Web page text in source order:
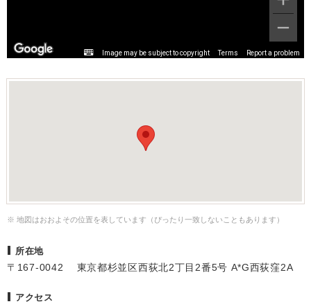
Image may be subject to copyright Terms Report a problem
※ 地図はおおよその位置を表しています（ぴったり一致しないこともあります）
所在地
〒167-0042 東京都杉並区西荻北2丁目2番5号 A*G西荻窪2A
アクセス